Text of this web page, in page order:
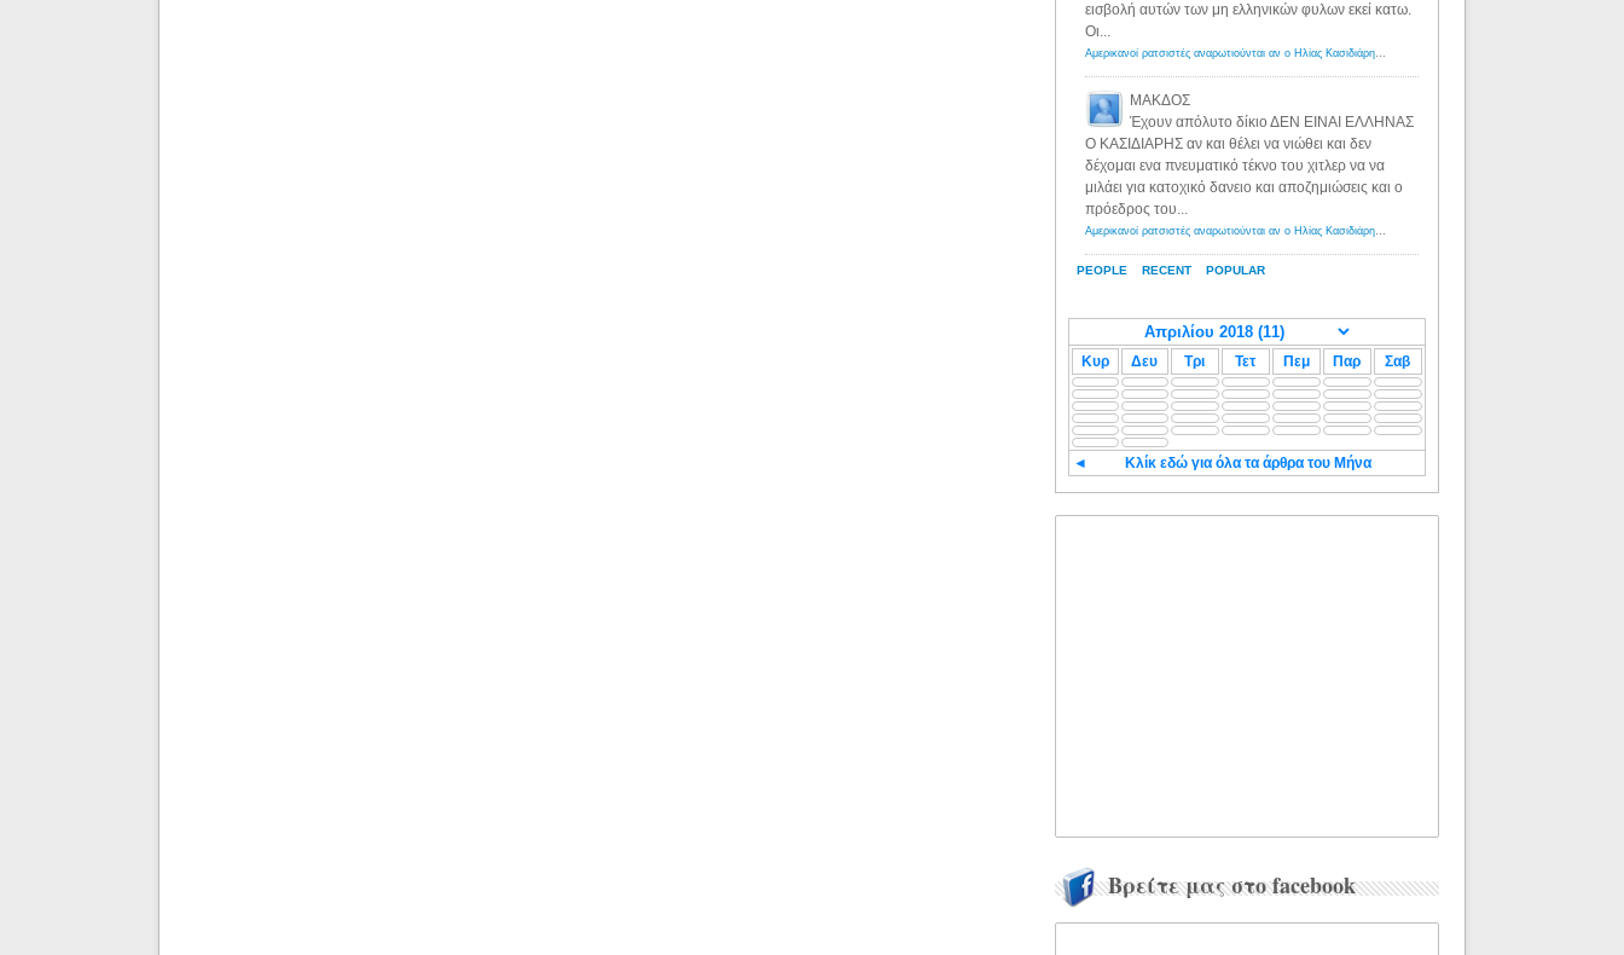
PEOPLE RECENT POPULAR
εισβολή αυτών των μη ελληνικών φυλων εκεί κατω.
Οι...
Αμερικανοί ρατσιστές αναρωτιούνται αν ο Ηλίας Κασιδιάρης ανήκει στη λευκή φυλή... - Λόγιος Ερμής
ΜΑΚΔΟΣ
Έχουν απόλυτο δίκιο ΔΕΝ ΕΙΝΑΙ ΕΛΛΗΝΑΣ
Ο ΚΑΣΙΔΙΑΡΗΣ αν και θέλει να νιώθει και δεν
δέχομαι ενα πνευματικό τέκνο του χιτλερ να να
μιλάει για κατοχικό δανειο και αποζημιώσεις και ο
πρόεδρος του...
Αμερικανοί ρατσιστές αναρωτιούνται αν ο Ηλίας Κασιδιάρης ανήκει στη λευκή φυλή... - Λόγιος Ερμής
Κυρ Δευ Τρι Τετ Πεμ Παρ Σαβ
◄ Κλίκ εδώ για όλα τα άρθρα του Μήνα
Βρείτε μας στο facebook